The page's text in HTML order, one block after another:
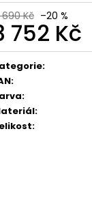
Kč –20 %
752 Kč
:
:
:
:
: